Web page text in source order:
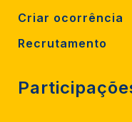
Criar ocorrência
Recrutamento